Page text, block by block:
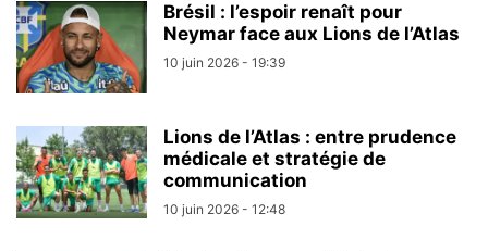
Brésil : l’espoir renaît pour
Neymar face aux Lions de l’Atlas
10 juin 2026 - 19:39
Lions de l’Atlas : entre prudence
médicale et stratégie de
communication
10 juin 2026 - 12:48